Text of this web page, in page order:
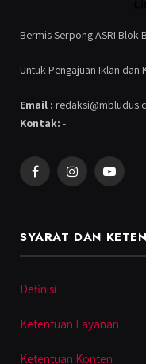
Bermis Serpong ASRI Blok
Untuk Pengajuan Iklan dan
Email :
Kontak: -
FacebookInstagramYouTube
SYARAT DAN
Definisi
Ketentuan Layanan
Ketentuan Konten